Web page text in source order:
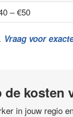
– €50
Vraag voor
de kosten
in jouw regio